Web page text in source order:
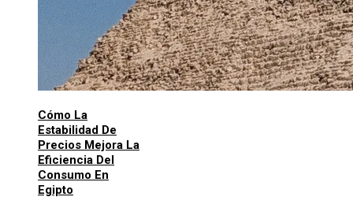
Cómo La
Estabilidad De
Precios Mejora La
Eficiencia Del
Consumo En
Egipto